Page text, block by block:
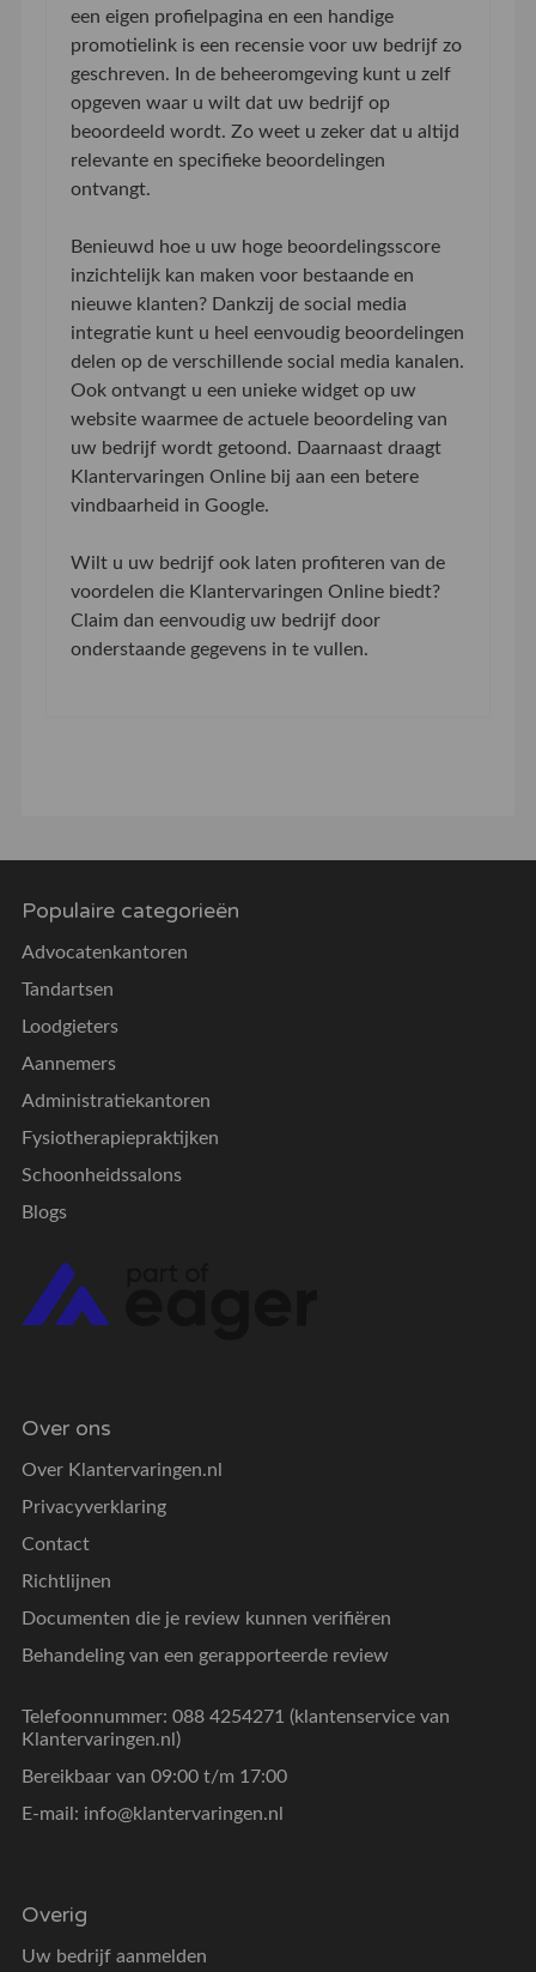
een eigen profielpagina en een handige
promotielink is een recensie voor uw bedrijf zo
geschreven. In de beheeromgeving kunt u zelf
opgeven waar u wilt dat uw bedrijf op
beoordeeld wordt. Zo weet u zeker dat u altijd
relevante en specifieke beoordelingen
ontvangt.
Benieuwd hoe u uw hoge beoordelingsscore
inzichtelijk kan maken voor bestaande en
nieuwe klanten? Dankzij de social media
integratie kunt u heel eenvoudig beoordelingen
delen op de verschillende social media kanalen.
Ook ontvangt u een unieke widget op uw
website waarmee de actuele beoordeling van
uw bedrijf wordt getoond. Daarnaast draagt
Klantervaringen Online bij aan een betere
vindbaarheid in Google.
Wilt u uw bedrijf ook laten profiteren van de
voordelen die Klantervaringen Online biedt?
Claim dan eenvoudig uw bedrijf door
onderstaande gegevens in te vullen.
Populaire categorieën
Advocatenkantoren
Tandartsen
Loodgieters
Aannemers
Administratiekantoren
Fysiotherapiepraktijken
Schoonheidssalons
Blogs
Over ons
Over Klantervaringen.nl
Privacyverklaring
Contact
Richtlijnen
Documenten die je review kunnen verifiëren
Behandeling van een gerapporteerde review
Telefoonnummer: 088 4254271 (klantenservice van
Klantervaringen.nl)
Bereikbaar van 09:00 t/m 17:00
E-mail: info@klantervaringen.nl
Overig
Uw bedrijf aanmelden